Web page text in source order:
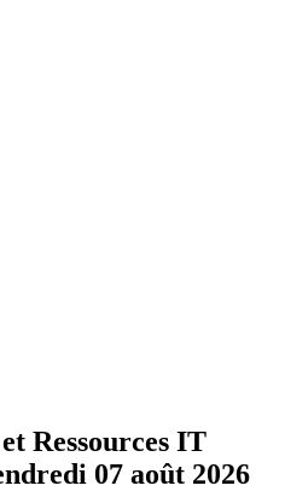
Ressources IT
07 août 2026